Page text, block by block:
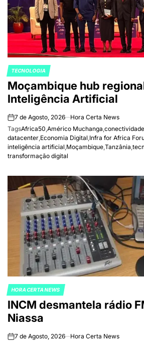
POSTED
IN
TECNOLOGIA
Moçambique hub
Inteligência Artificial
on7 de Agosto, 2026
Hora Certa News
TagsAfrica50,Américo Muchanga,conectividade
datacenter,Economia Digital,Infra for Africa
inteligência artificial,Moçambique,Tanzânia,
transformação digital
POSTED
IN
HORA CERTA NEWS
INCM desmantela rádio
Niassa
on7 de Agosto, 2026 Hora Certa News